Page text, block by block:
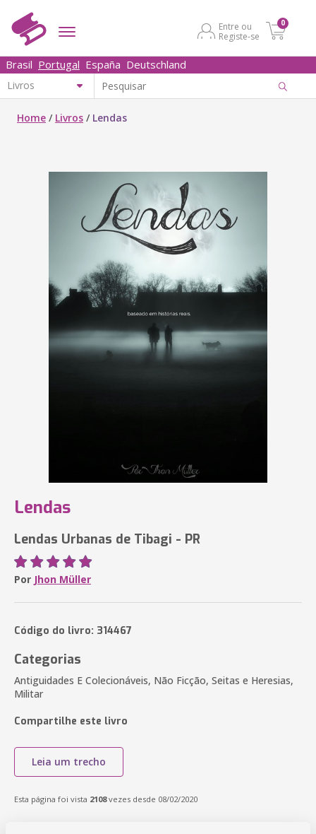
Entre ou
Registe-se
0
Brasil Portugal España Deutschland
Home / Livros / Lendas
Lendas
Lendas Urbanas de Tibagi - PR
Por Jhon Müller
Código do livro: 314467
Categorias
Antiguidades E Colecionáveis, Não Ficção, Seitas e Heresias,
Militar
Compartilhe este livro
Leia um trecho
Esta página foi vista 2108vezes desde 08/02/2020